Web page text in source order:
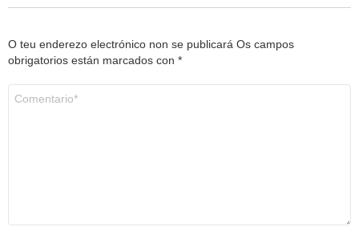
O teu enderezo electrónico non se publicará Os campos
obrigatorios están marcados con *